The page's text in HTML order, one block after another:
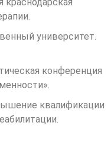
университет.
конференция
квалификации